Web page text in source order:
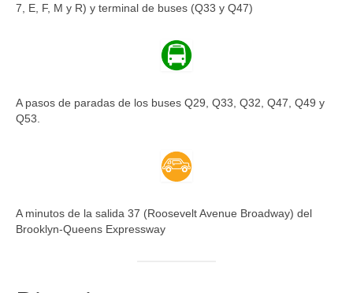
7, E, F, M y R) y terminal de buses (Q33 y Q47)
A pasos de paradas de los buses Q29, Q33, Q32, Q47, Q49 y
Q53.
A minutos de la salida 37 (Roosevelt Avenue Broadway) del
Brooklyn-Queens Expressway